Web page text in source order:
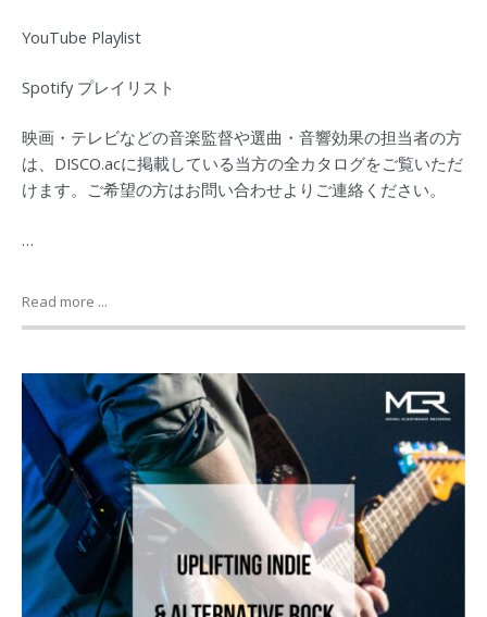
YouTube Playlist
Spotify プレイリスト
映画・テレビなどの音楽監督や選曲・音響効果の担当者の方
は、DISCO.acに掲載している当方の全カタログをご覧いただ
けます。ご希望の方はお問い合わせよりご連絡ください。
…
Read more ...